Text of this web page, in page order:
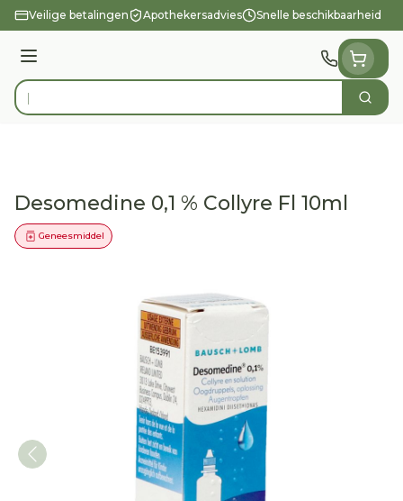
Ga naar de inhoud
Veilige betalingen Apothekersadvies Snelle beschikbaarheid
Menu
Product, merk, categorie... Zoek
Desomedine 0,1 % Collyre Fl 10ml
Geneesmiddel